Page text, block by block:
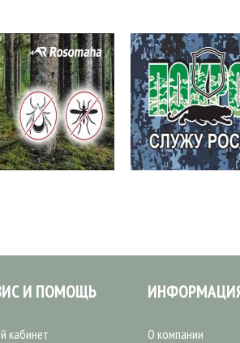
И ПОМОЩЬ
кабинет
О компании